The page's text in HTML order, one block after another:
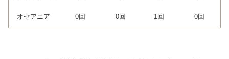
オセアニア 0回 0回 1回 0回